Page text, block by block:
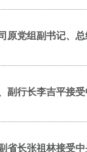
原党组副书记、
副行长李吉平接
省长张祖林接受